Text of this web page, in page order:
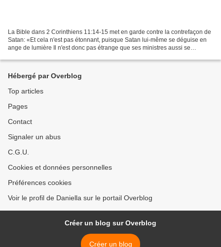
La Bible dans 2 Corinthiens 11:14-15 met en garde contre la contrefaçon de
Satan: «Et cela n'est pas étonnant, puisque Satan lui-même se déguise en
ange de lumière Il n'est donc pas étrange que ses ministres aussi se
Hébergé par Overblog
Top articles
Pages
Contact
Signaler un abus
C.G.U.
Cookies et données personnelles
Préférences cookies
Voir le profil de Daniella sur le portail Overblog
Créer un blog sur Overblog
Créer un blog